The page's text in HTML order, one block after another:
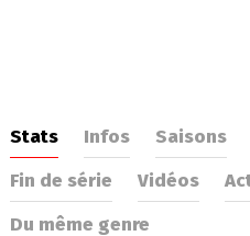
Stats Infos Saisons
Fin de série
Vidéos
Du même genre